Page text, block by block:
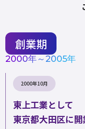
創業期
2000年～2005年
2000年10月
東上工業として
東京都大田区に開